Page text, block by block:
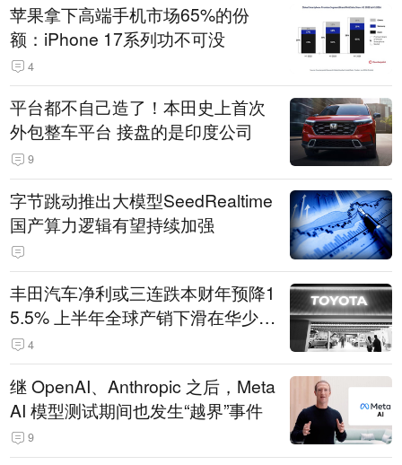
苹果拿下高端手机市场65%的份
额：iPhone 17系列功不可没
4
平台都不自己造了！本田史上首次
外包整车平台 接盘的是印度公司
9
字节跳动推出大模型SeedRealtime
国产算力逻辑有望持续加强
丰田汽车净利或三连跌本财年预降1
5.5% 上半年全球产销下滑在华少卖
14.3万辆
4
继 OpenAI、Anthropic 之后，Meta
AI 模型测试期间也发生“越界”事件
9